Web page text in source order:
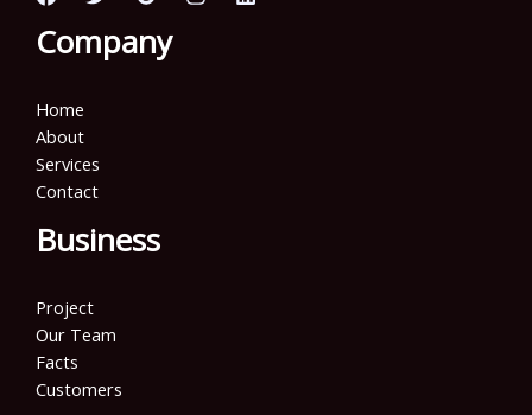
Company
Home
About
Services
Contact
Business
Project
Our Team
Facts
Customers